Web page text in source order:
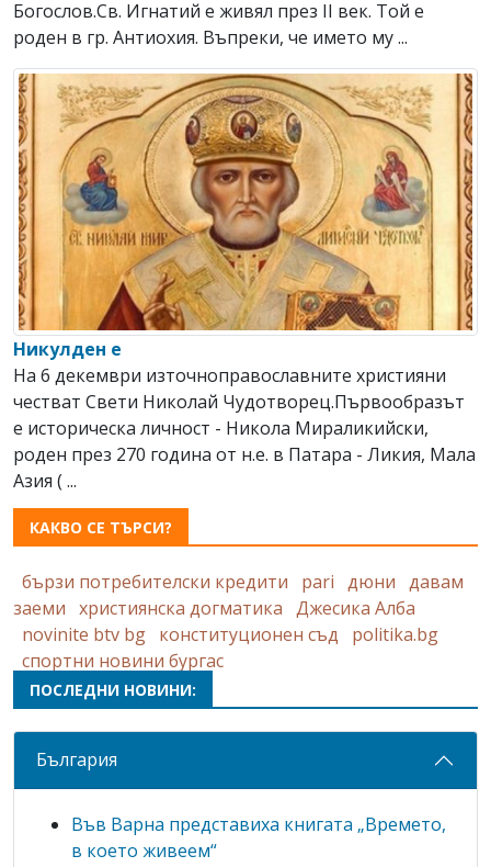
Богослов.Св. Игнатий е живял през ІІ век. Той е
роден в гр. Антиохия. Въпреки, че името му ...
Никулден е
На 6 декември източноправославните християни
честват Свeти Николай Чудотворец.Първообразът
е историческа личност - Никола Мираликийски,
роден през 270 година от н.е. в Патара - Ликия, Мала
Азия ( ...
КАКВО СЕ ТЪРСИ?
бързи потребителски кредити pari дюни давам
заеми християнска догматика Джесика Алба
novinite btv bg конституционен съд
politika.bg
спортни новини бургас
ПОСЛЕДНИ НОВИНИ:
България
Във Варна представиха книгата „Времето,
в което живеем“